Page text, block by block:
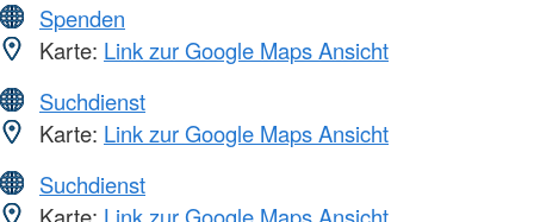
Spenden
Karte: Link zur Google Maps Ansicht
Suchdienst
Karte: Link zur Google Maps Ansicht
Suchdienst
Karte: Link zur Google Maps Ansicht